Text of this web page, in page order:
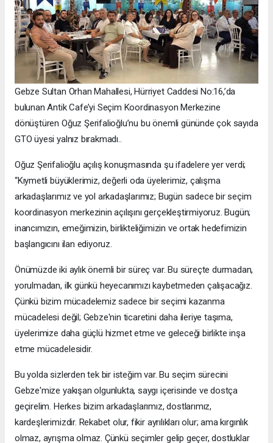
Gebze Sultan Orhan Mahallesi, Hürriyet Caddesi No:16,’da
bulunan Antik Cafe’yi Seçim Koordinasyon Merkezine
dönüştüren Oğuz Şerifalioğlu’nu bu önemli gününde çok sayıda
GTO üyesi yalnız bırakmadı..
Oğuz Şerifalioğlu açılış konuşmasında şu ifadelere yer verdi;
“Kıymetli büyüklerimiz, değerli oda üyelerimiz, çalışma
arkadaşlarımız ve yol arkadaşlarımız; Bugün sadece bir seçim
koordinasyon merkezinin açılışını gerçekleştirmiyoruz. Bugün;
inancımızın, emeğimizin, birlikteliğimizin ve ortak hedefimizin
başlangıcını ilan ediyoruz.
Önümüzde iki aylık önemli bir süreç var. Bu süreçte durmadan,
yorulmadan, ilk günkü heyecanımızı kaybetmeden çalışacağız.
Çünkü bizim mücadelemiz sadece bir seçimi kazanma
mücadelesi değil; Gebze'nin ticaretini daha ileriye taşıma,
üyelerimize daha güçlü hizmet etme ve geleceği birlikte inşa
etme mücadelesidir.
Bu yolda sizlerden tek bir isteğim var. Bu seçim sürecini
Gebze'mize yakışan olgunlukta, saygı içerisinde ve dostça
geçirelim. Herkes bizim arkadaşlarımız, dostlarımız,
kardeşlerimizdir. Rekabet olur, fikir ayrılıkları olur; ama kırgınlık
olmaz, ayrışma olmaz. Çünkü seçimler gelip geçer, dostluklar